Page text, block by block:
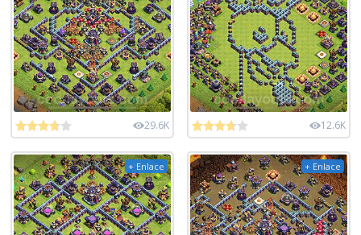
29.6K 12.6K
+ Enlace + Enlace